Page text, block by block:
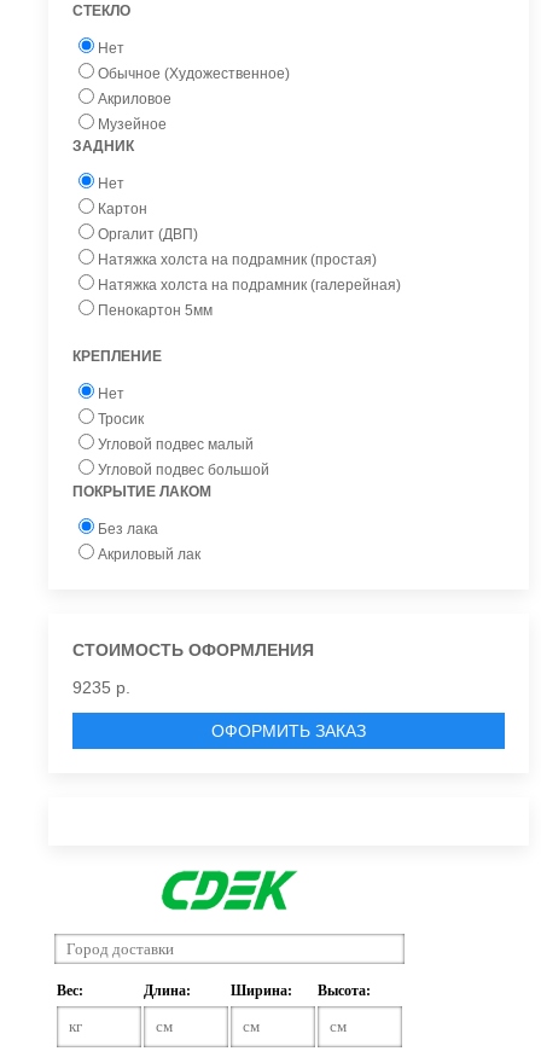
СТЕКЛО
Нет
Обычное (Художественное)
Акриловое
Музейное
ЗАДНИК
Нет
Картон
Оргалит (ДВП)
Натяжка холста на подрамник (простая)
Натяжка холста на подрамник (галерейная)
Пенокартон 5мм
КРЕПЛЕНИЕ
Нет
Тросик
Угловой подвес малый
Угловой подвес большой
ПОКРЫТИЕ ЛАКОМ
Без лака
Акриловый лак
СТОИМОСТЬ ОФОРМЛЕНИЯ
9235 р.
ОФОРМИТЬ ЗАКАЗ